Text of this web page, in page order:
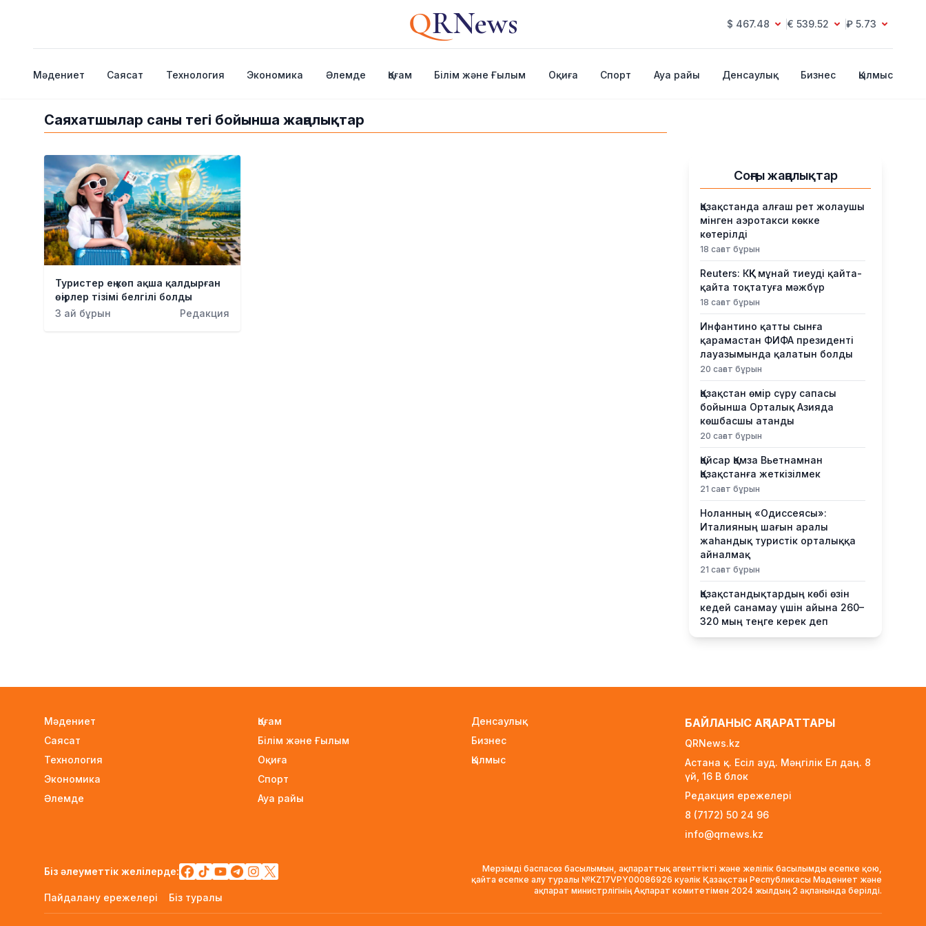
QRNews $ 467.48 € 539.52 ₽ 5.73
Мәдениет Саясат Технология Экономика Әлемде Қоғам Білім және Ғылым Оқиға Спорт Ауа райы Денсаулық Бизнес Қылмыс
Саяхатшылар саны тегі бойынша жаңалықтар
Туристер ең көп ақша қалдырған
өңірлер тізімі белгілі болды
3 ай бұрын
Редакция
Соңғы жаңалықтар
Қазақстанда алғаш рет жолаушы
мінген аэротакси көкке
көтерілді
18 сағат бұрын
Reuters: КҚК мұнай тиеуді қайта-
қайта тоқтатуға мәжбүр
18 сағат бұрын
Инфантино қатты сынға
қарамастан ФИФА президенті
лауазымында қалатын болды
20 сағат бұрын
Қазақстан өмір сүру сапасы
бойынша Орталық Азияда
көшбасшы атанды
20 сағат бұрын
Қайсар Қамза Вьетнамнан
Қазақстанға жеткізілмек
21 сағат бұрын
Ноланның «Одиссеясы»:
Италияның шағын аралы
жаһандық туристік орталыққа
айналмақ
21 сағат бұрын
Қазақстандықтардың көбі өзін
кедей санамау үшін айына 260–
320 мың теңге керек деп
есептейді
күшіне енеді: Бейнебақылау
талаптар қатаңдатылды
Қазақстанға көшіру туралы
ақпаратқа жауап берді
22 сағат бұрын
2027 жылы Астанада УЕФА
президенті сайланады
Білім гранттарының иегерлері 7
тамызда белгілі болады
Мәдениет
Саясат
Технология
Экономика
Әлемде
Қоғам
Білім және Ғылым
Оқиға
Спорт
Ауа райы
Денсаулық
Бизнес
Қылмыс
БАЙЛАНЫС АҚПАРАТТАРЫ
QRNews.kz
Астана қ. Есіл ауд. Мәңгілік Ел даң. 8
үй, 16 B блок
Редакция ережелері
8 (7172) 50 24 96
info@qrnews.kz
Біз әлеуметтік желілерде:
Пайдалану ережелері Біз туралы
Мерзімді баспасөз басылымын, ақпараттық агенттікті және желілік басылымды есепке қою,
қайта есепке алу туралы №KZ17VPY00086926 куәлік Қазақстан Республикасы Мәдениет және
ақпарат министрлігінің Ақпарат комитетімен 2024 жылдың 2 ақпанында берілді.